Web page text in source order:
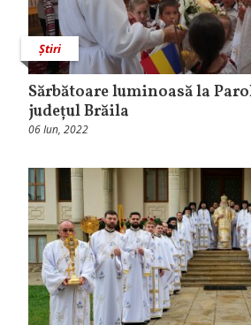
Știri
Sărbătoare luminoasă la
județul Brăila
06 Iun, 2022